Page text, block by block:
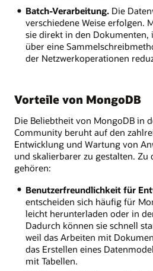
Batch-Verarbeitung.Die
verschiedene Weise erfolgen.
sie direkt in den Dokumenten,
über eine
der Netzwerkoperationen
Vorteile von MongoDB
Die Beliebtheit von MongoDB in
Community beruht auf den
Entwicklung und Wartung von
und skalierbarer zu gestalten. Zu
gehören:
Benutzerfreundlichkeit für
entscheiden sich häufig für
leicht herunterladen oder in
Dadurch können sie schnell
weil das Arbeiten mit
das Erstellen eines
mit Tabellen.